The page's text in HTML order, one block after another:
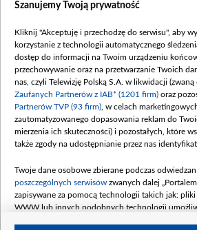
Dofinansowanie 635 783 051,21
(wpłata wrzesień 100 mln,
mln, listopad 265 mln)
Dofinansowanie 48 862 000,00
Data podpisania umowy:
(wpłata grudzień 60,548 mln)
Dofinansowanie 900 000 000,00
Data podpisania umowy: LUTY
kwiecień 180 mln, 7 maja 180
czerwca 90 mln)
Dofinansowanie 250 000 000,00
Szanujemy Twoją prywatność
Kliknij "Akceptuję i przechodzę do serwisu", aby
korzystanie z technologii automatycznego
dostęp do informacji na Twoim urządzeniu
przechowywanie oraz na przetwarzanie Twoich
nas, czyli Telewizję Polską S.A. w likwidacji (zwaną
Zaufanych Partnerów z IAB* (1201 firm) oraz
Partnerów TVP (93 firm) , w celach
zautomatyzowanego dopasowania reklam do
mierzenia ich skuteczności) i pozostałych, które
także zgody na udostępnianie przez nas
Twoje dane osobowe zbierane podczas
poszczególnych serwisów zwanych dalej
zapisywane za pomocą technologii takich jak:
WWW lub innych podobnych technologii